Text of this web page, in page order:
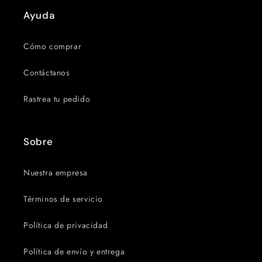
Ayuda
Cómo comprar
Contáctanos
Rastrea tu pedido
Sobre
Nuestra empresa
Términos de servicio
Política de privacidad
Política de envío y entrega